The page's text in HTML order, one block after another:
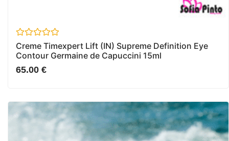
Avaliação
0
de
5
Creme Timexpert Lift (IN) Supreme Definition Eye
Contour Germaine de Capuccini 15ml
65.00 €